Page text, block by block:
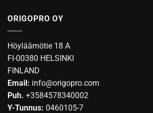
ORIGOPRO OY
Höyläämötie 18 A
FI-00380 HELSINKI
FINLAND
Email: info@origopro.com
Puh. +3584578340002
Y-Tunnus: 0460105-7